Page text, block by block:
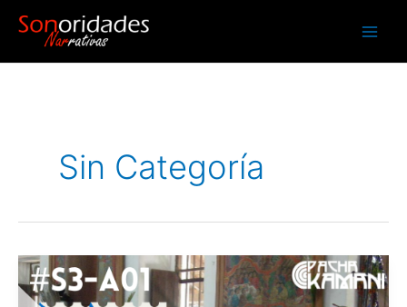
Sin Categoría